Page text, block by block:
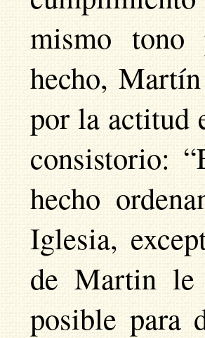
mismo tono
hecho,
por la actitud
consistorio:
hecho
Iglesia,
de Martin le
posible para